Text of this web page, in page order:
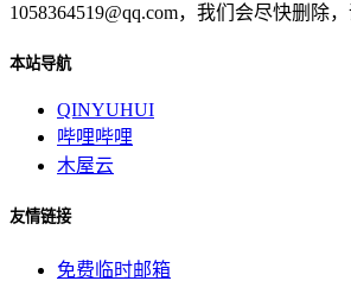
1058364519@qq.com，我们会尽快删除，
本站导航
QINYUHUI
哔哩哔哩
木屋云
友情链接
免费临时邮箱